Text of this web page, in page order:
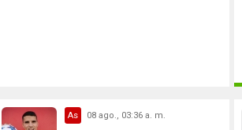
As 08 ago., 03:36 a. m.